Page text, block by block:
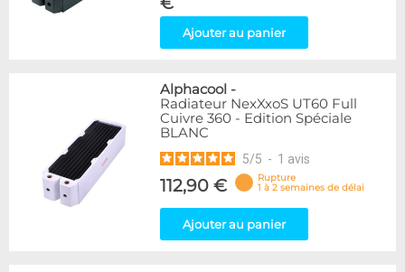
Ajouter au panier
Alphacool -
Radiateur NexXxoS UT60 Full
Cuivre 360 - Edition Spéciale
BLANC
5/5 - 1 avis
112,90 €
Rupture
1 à 2 semaines de délai
Ajouter au panier